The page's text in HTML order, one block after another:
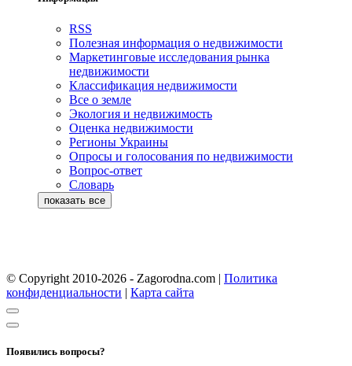
RSS
Полезная информация о недвижимости
Маркетинговые исследования рынка
недвижимости
Классификация недвижимости
Все о земле
Экология и недвижимость
Оценка недвижимости
Регионы Украины
Опросы и голосования по недвижимости
Вопрос-ответ
Словарь
© Copyright 2010-2026 - Zagorodna.com | Политика
конфиденциальности | Карта сайта
Появились вопросы?